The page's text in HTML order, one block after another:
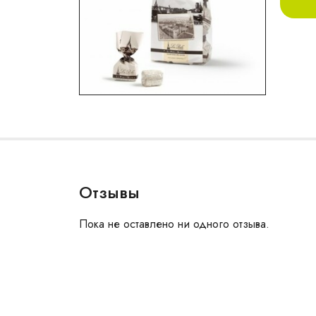
Отзывы
Пока не оставлено ни одного отзыва.